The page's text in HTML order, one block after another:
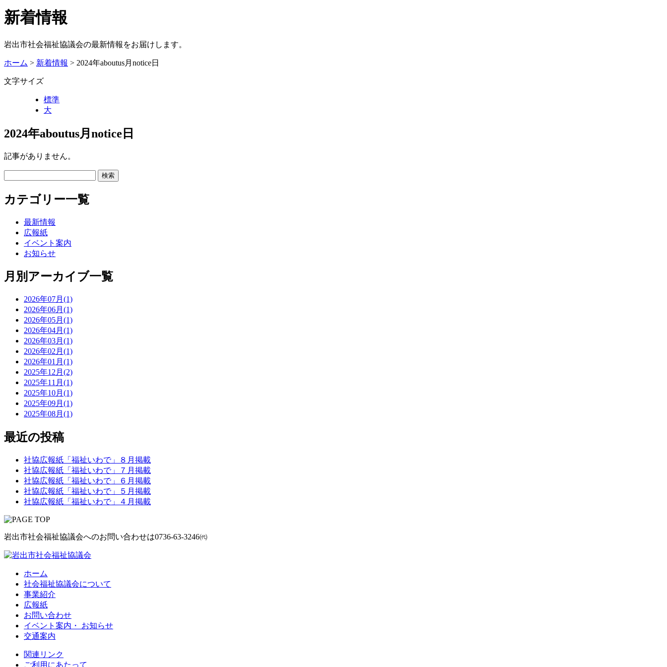
新着情報
岩出市社会福祉協議会の最新情報をお届けします。
ホーム > 新着情報 > 2024年aboutus月notice日
文字サイズ
標準
大
2024年aboutus月notice日
記事がありません。
カテゴリー一覧
最新情報
広報紙
イベント案内
お知らせ
月別アーカイブ一覧
2026年07月(1)
2026年06月(1)
2026年05月(1)
2026年04月(1)
2026年03月(1)
2026年02月(1)
2026年01月(1)
2025年12月(2)
2025年11月(1)
2025年10月(1)
2025年09月(1)
2025年08月(1)
最近の投稿
社協広報紙「福祉いわで」８月掲載
社協広報紙「福祉いわで」７月掲載
社協広報紙「福祉いわで」６月掲載
社協広報紙「福祉いわで」５月掲載
社協広報紙「福祉いわで」４月掲載
岩出市社会福祉協議会へのお問い合わせは0736-63-3246㈹
ホーム
社会福祉協議会について
事業紹介
広報紙
お問い合わせ
イベント案内・ お知らせ
交通案内
関連リンク
ご利用にあたって